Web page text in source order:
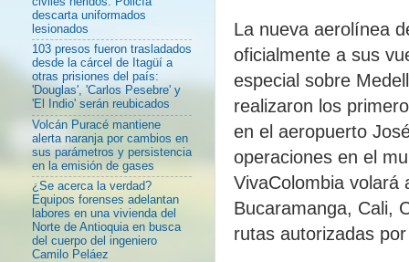
La nueva aerolínea
oficialmente a sus
especial sobre
realizaron los
en el aeropuerto
operaciones en el
VivaColombia volará
Bucaramanga, Cali,
rutas autorizadas
descarta uniformados
lesionados
103 presos fueron trasladados
desde la cárcel de Itagüí a
otras prisiones del país:
'Douglas', 'Carlos Pesebre' y
'El Indio' serán reubicados
Volcán Puracé mantiene
alerta naranja por cambios en
sus parámetros y persistencia
en la emisión de gases
¿Se acerca la verdad?
Equipos forenses adelantan
labores en una vivienda del
Norte de Antioquia en busca
del cuerpo del ingeniero
Camilo Peláez